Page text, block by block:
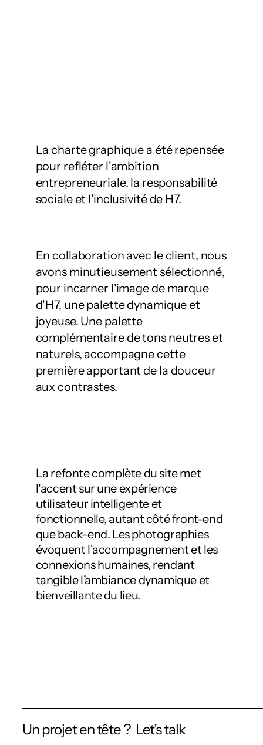
La charte graphique a été repensée
pour refléter l'ambition
entrepreneuriale, la responsabilité
sociale et l'inclusivité de H7.
En collaboration avec le client, nous
avons minutieusement sélectionné,
pour incarner l'image de marque
d'H7, une palette dynamique et
joyeuse. Une palette
complémentaire de tons neutres et
naturels, accompagne cette
première apportant de la douceur
aux contrastes.
La refonte complète du site met
l'accent sur une expérience
utilisateur intelligente et
fonctionnelle, autant côté front-end
que back-end. Les photographies
évoquent l'accompagnement et les
connexions humaines, rendant
tangible l’ambiance dynamique et
bienveillante du lieu.
Un projet en tête ?  Let’s talk